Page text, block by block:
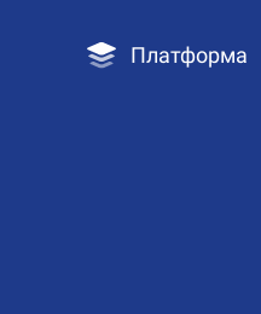
Платформа